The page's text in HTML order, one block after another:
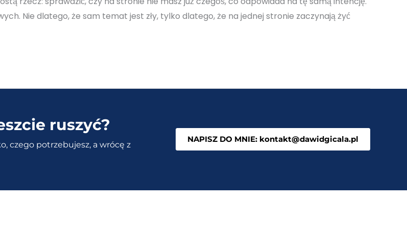
Nie dlatego, że sam temat jest zły, tylko dlatego, że na jednej stronie zaczynają żyć
ruszyć?
czego potrzebujesz, a wrócę z
NAPISZ DO MNIE: kontakt@dawidgicala.pl